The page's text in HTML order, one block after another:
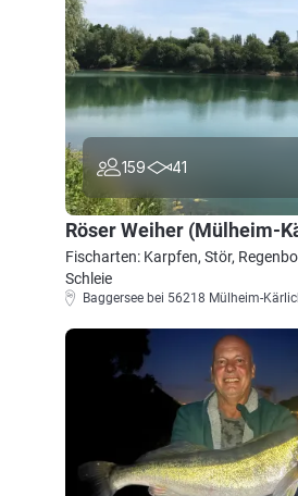
159 41
Röser Weiher (Mülheim-
Fischarten: Karpfen, Stör,
Schleie
Baggersee bei 56218 Mülheim-